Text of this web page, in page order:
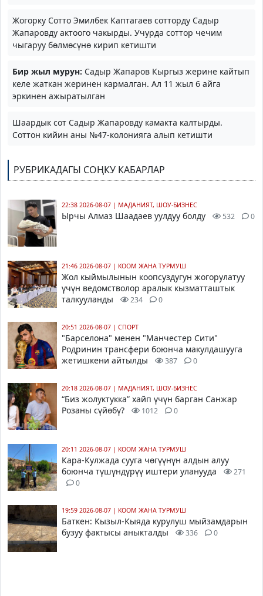
Жогорку Сотто Эмилбек Каптагаев сотторду Садыр
Жапаровду актоого чакырды. Учурда соттор чечим
чыгаруу бөлмөсүнө кирип кетишти
Бир жыл мурун: Садыр Жапаров Кыргыз жерине кайтып
келе жаткан жеринен кармалган. Ал 11 жыл 6 айга
эркинен ажыратылган
Шаардык сот Садыр Жапаровду камакта калтырды.
Соттон кийин аны №47-колонияга алып кетишти
РУБРИКАДАГЫ СОҢКУ КАБАРЛАР
22:38 2026-08-07 | МАДАНИЯТ, ШОУ-БИЗНЕС
Ырчы Алмаз Шаадаев уулдуу болду 532 0
21:46 2026-08-07 | КООМ ЖАНА ТУРМУШ
Жол кыймылынын коопсуздугун жогорулатуу
үчүн ведомстволор аралык кызматташтык
талкууланды
234 0
20:51 2026-08-07 | СПОРТ
"Барселона" менен "Манчестер Сити"
Родринин трансфери боюнча макулдашууга
жетишкени айтылды
387 0
20:18 2026-08-07 | МАДАНИЯТ, ШОУ-БИЗНЕС
“Биз жолуктукка” хайп үчүн барган Санжар
Розаны сүйөбү?
1012 0
20:11 2026-08-07 | КООМ ЖАНА ТУРМУШ
Кара-Кулжада сууга чөгүүнүн алдын алуу
боюнча түшүндүрүү иштери уланууда
271
0
19:59 2026-08-07 | КООМ ЖАНА ТУРМУШ
Баткен: Кызыл-Кыяда курулуш мыйзамдарын
бузуу фактысы аныкталды
336 0